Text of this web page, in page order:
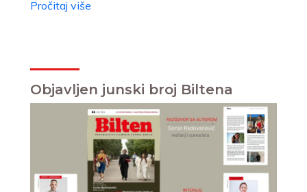
Pročitaj više
Objavljen junski broj Biltena